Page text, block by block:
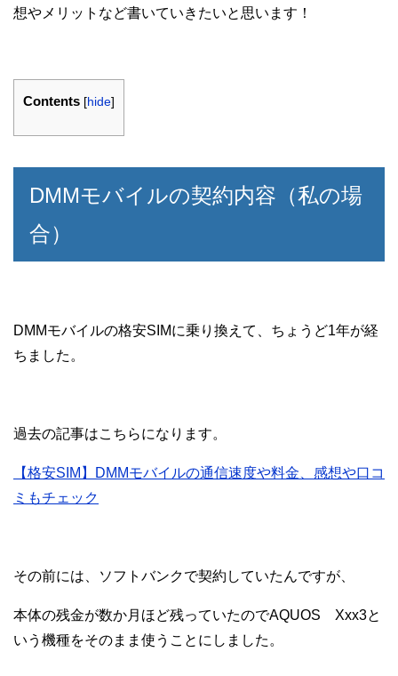
想やメリットなど書いていきたいと思います！
Contents [hide]
DMMモバイルの契約内容（私の場
合）
DMMモバイルの格安SIMに乗り換えて、ちょうど1年が経
ちました。
過去の記事はこちらになります。
【格安SIM】DMMモバイルの通信速度や料金、感想や口コ
ミもチェック
その前には、ソフトバンクで契約していたんですが、
本体の残金が数か月ほど残っていたのでAQUOS Xxx3と
いう機種をそのまま使うことにしました。